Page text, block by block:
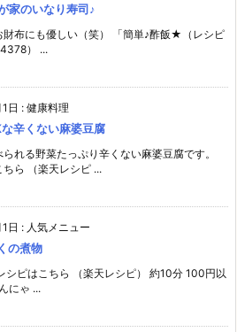
家のいなり寿司♪
財布にも優しい（笑） 「簡単♪酢飯★（レシピ
） ...
日 : 健康料理
辛くない麻婆豆腐
れる野菜たっぷり辛くない麻婆豆腐です。
ちら （楽天レシピ ...
日 : 人気メニュー
の煮物
シピはこちら （楽天レシピ） 約10分 100円以
にゃ ...